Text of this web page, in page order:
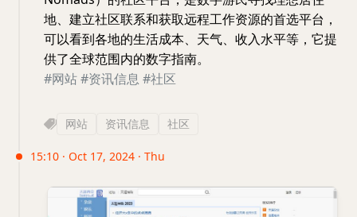
地、建立社区联系和获取远程工作资源的首选平台，
可以看到各地的生活成本、天气、收入水平等，它提
供了全球范围内的数字指南。
#网站#资讯信息 #社区
网站 资讯信息 社区
15:10 · Oct 17, 2024 · Thu